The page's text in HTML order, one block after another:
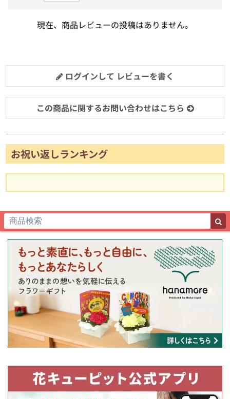
現在、商品レビューの投稿はありません。
ログインして レビューを書く
この商品に関するお問い合わせはこちら
お祝い返しランキング